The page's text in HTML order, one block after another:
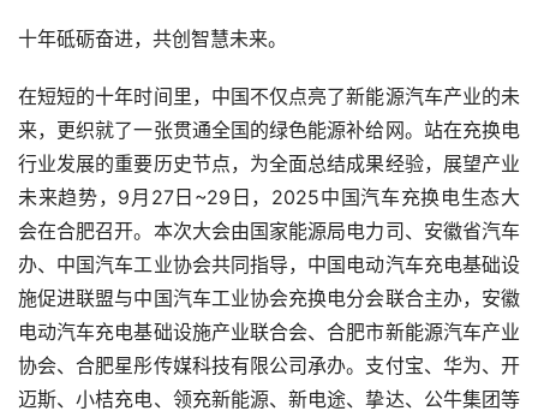
十年砥砺奋进，共创智慧未来。
在短短的十年时间里，中国不仅点亮了新能源汽车产业的未
来，更织就了一张贯通全国的绿色能源补给网。站在充换电
行业发展的重要历史节点，为全面总结成果经验，展望产业
未来趋势，9月27日~29日，2025中国汽车充换电生态大
会在合肥召开。本次大会由国家能源局电力司、安徽省汽车
办、中国汽车工业协会共同指导，中国电动汽车充电基础设
施促进联盟与中国汽车工业协会充换电分会联合主办，安徽
电动汽车充电基础设施产业联合会、合肥市新能源汽车产业
协会、合肥星彤传媒科技有限公司承办。支付宝、华为、开
迈斯、小桔充电、领充新能源、新电途、挚达、公牛集团等